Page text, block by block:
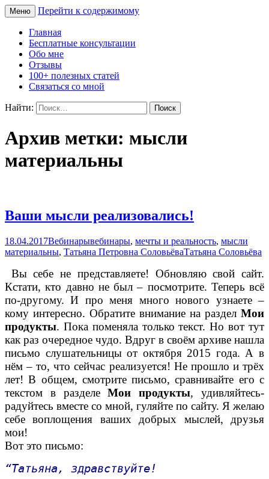
Свет Радости
Меню Перейти к содержимому
Главная
Бесплатные консультации
Обо мне
Отзывы
100+ полезных статей
Связаться со мной
Найти:
Архив метки: мысли
материальны
Ваши мысли реализовались!
18.04.2017Вебинарывебинары, мечты и реальность, мысли
материальны, Татьяна Петровна СоловьёваТатьяна Соловьёва
Вы себе не представляете! Обновляю свой сайт.
Кстати, кто давно не был – посмотрите. Теперь всё
по-другому. И про меня много нового узнаете –
кому интересно. Обратите внимание на раздел Мои
продукты. Пока поменяла только текст. Но вот тут
как раз очередное чудо. Вдруг в своём архиве нашла
письмо слушательницы от октября 2015 года. А в
нём – то, что сейчас реализуется! Не прошло и трёх
лет! В общем, смотрите письмо, сравнивайте его с
текстом в разделеМои продукты, удивляйтесь-
радуйтесь вместе со мной, гуляйте по сайту. Я желаю
себе воплощения ваших добрых мыслей, друзья
мои!
Вот это письмо:
“Татьяна, здравствуйте!